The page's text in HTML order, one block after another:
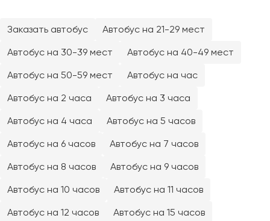
Заказать автобус
Автобус на 21-29 мест
Автобус на 30-39 мест
Автобус на 40-49 мест
Автобус на 50-59 мест
Автобус на час
Автобус на 2 часа
Автобус на 3 часа
Автобус на 4 часа
Автобус на 5 часов
Автобус на 6 часов
Автобус на 7 часов
Автобус на 8 часов
Автобус на 9 часов
Автобус на 10 часов
Автобус на 11 часов
Автобус на 12 часов
Автобус на 15 часов
Уфа
Феодосия
Чебоксары
Челябинск
Чита